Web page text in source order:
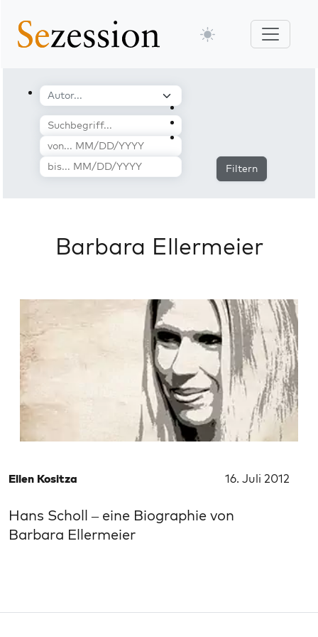
Filtern
Barbara Ellermeier
Ellen Kositza 16. Juli 2012
Hans Scholl – eine Biographie von
Barbara Ellermeier